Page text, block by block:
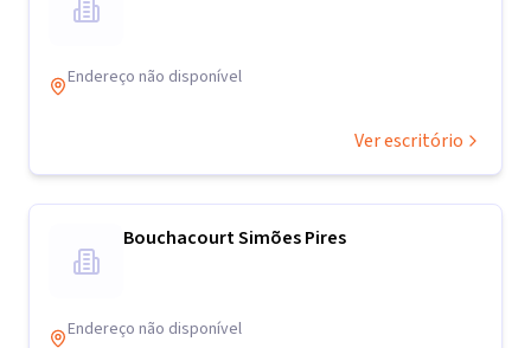
Endereço não disponível
Ver escritório
Bouchacourt Simões Pires
Endereço não disponível